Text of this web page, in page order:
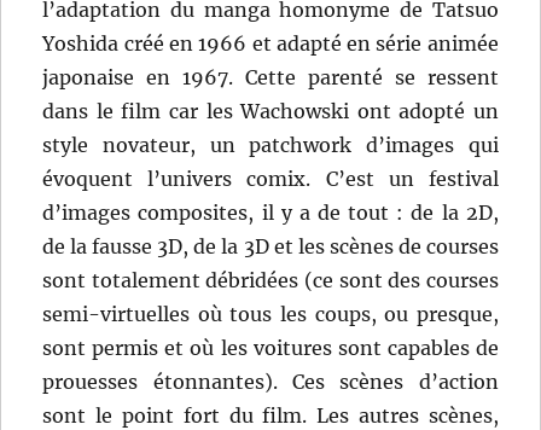
l’adaptation du manga homonyme de Tatsuo
Yoshida créé en 1966 et adapté en série animée
japonaise en 1967. Cette parenté se ressent
dans le film car les Wachowski ont adopté un
style novateur, un patchwork d’images qui
évoquent l’univers comix. C’est un festival
d’images composites, il y a de tout : de la 2D,
de la fausse 3D, de la 3D et les scènes de courses
sont totalement débridées (ce sont des courses
semi-virtuelles où tous les coups, ou presque,
sont permis et où les voitures sont capables de
prouesses étonnantes). Ces scènes d’action
sont le point fort du film. Les autres scènes,